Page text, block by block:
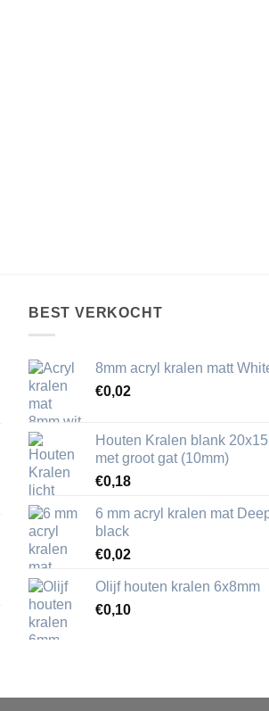
BEST VERKOCHT
8mm acryl kralen matt
€0,02
Houten Kralen blank
met groot gat (10mm)
€0,18
6 mm acryl kralen mat
black
€0,02
Olijf houten kralen 6x8mm
€0,10